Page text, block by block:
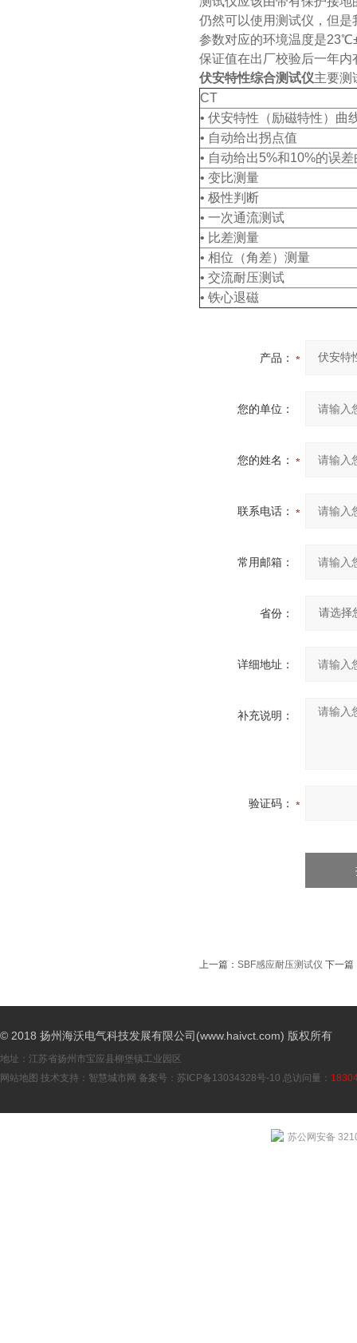
仍然可以使用测试仪，但是
参数对应的环境温度是
保证值在出厂校验后一年内
伏安特性综合测试仪主要测
CT
• 伏安特性（励磁特性）曲
• 自动给出拐点值
• 自动给出5%和10%的误差
• 变比测量
• 极性判断
• 一次通流测试
• 比差测量
• 相位（角差）测量
• 交流耐压测试
• 铁心退磁
产品：
您的单位：
您的姓名：
联系电话：
常用邮箱：
省份：
详细地址：
补充说明：
验证码：
上一篇： SBF感应耐压测试仪 下一篇
© 2018 扬州海沃电气科技发展有限公司(www.haivct.com) 版权所有
地址：江苏省扬州市宝应县柳堡镇工业园区
网站地图 技术支持： 智慧城市网 备案号： 苏ICP备13034328号-10 总访问量：
苏公网安备